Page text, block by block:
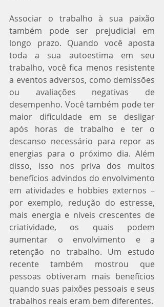
Associar o trabalho à sua paixão
também pode ser prejudicial em
longo prazo. Quando você aposta
toda a sua autoestima em seu
trabalho, você fica menos resistente
a eventos adversos, como demissões
ou avaliações negativas de
desempenho. Você também pode ter
maior dificuldade em se desligar
após horas de trabalho e ter o
descanso necessário para repor as
energias para o próximo dia. Além
disso, isso nos priva dos muitos
benefícios advindos do envolvimento
em atividades e hobbies externos –
por exemplo, redução do estresse,
mais energia e níveis crescentes de
criatividade, os quais podem
aumentar o envolvimento e a
retenção no trabalho. Um estudo
recente também mostrou que
pessoas obtiveram mais benefícios
quando suas paixões pessoais e seus
trabalhos reais eram bem diferentes.